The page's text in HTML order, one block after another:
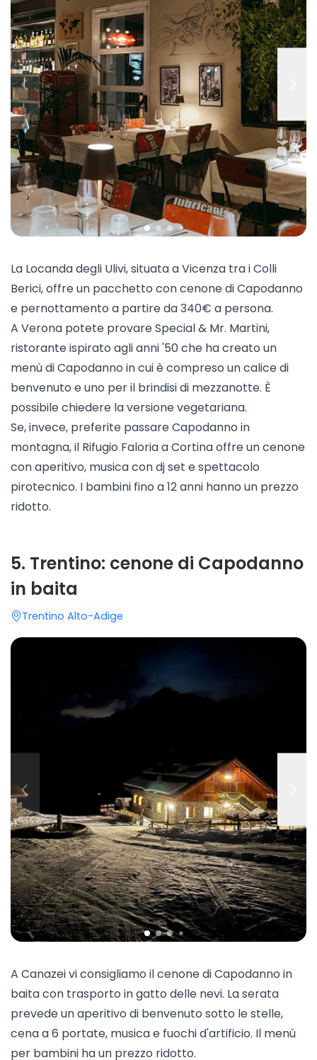
La Locanda degli Ulivi, situata a Vicenza tra i Colli
Berici, offre un pacchetto con cenone di Capodanno
e pernottamento a partire da 340€ a persona.
A Verona potete provareSpecial & Mr. Martini,
ristorante ispirato agli anni '50 che ha creato un
menù di Capodanno in cui è compreso un calice di
benvenuto e uno per il brindisi di mezzanotte. È
possibile chiedere la versione vegetariana.
Se, invece, preferite passare Capodanno in
montagna, il Rifugio Faloriaa Cortina offre un cenone
con aperitivo, musica con dj set e spettacolo
pirotecnico. I bambini fino a 12 anni hanno un prezzo
ridotto.
5. Trentino: cenone di Capodanno
in baita
Trentino Alto-Adige
A Canazeivi consigliamo il cenone di Capodanno in
baita con trasporto in gatto delle nevi. La serata
prevede un aperitivo di benvenuto sotto le stelle,
cena a 6 portate, musica e fuochi d'artificio. Il menù
per bambini ha un prezzo ridotto.